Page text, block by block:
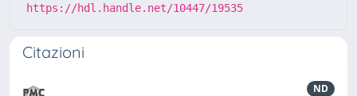
https://hdl.handle.net/10447/19535
Citazioni
ND